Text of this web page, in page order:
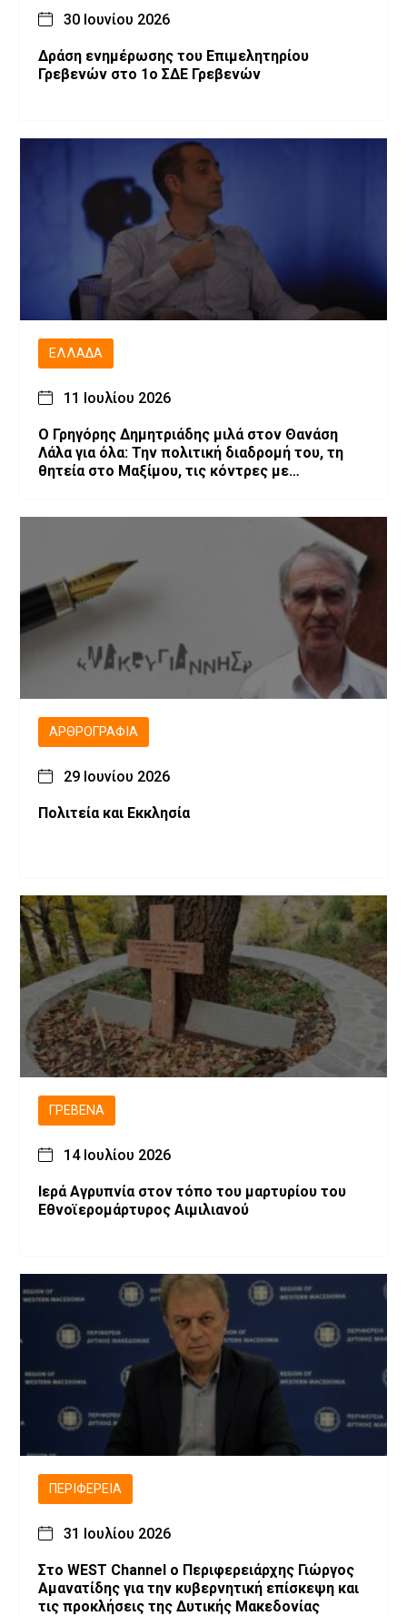
30 Ιουνίου 2026
Δράση ενημέρωσης του Επιμελητηρίου
Γρεβενών στο 1ο ΣΔΕ Γρεβενών
ΕΛΛΆΔΑ
11 Ιουλίου 2026
O Γρηγόρης Δημητριάδης μιλά στον Θανάση
Λάλα για όλα: Την πολιτική διαδρομή του, τη
θητεία στο Μαξίμου, τις κόντρες με
ΑΡΘΡΟΓΡΑΦΊΑ
29 Ιουνίου 2026
Πολιτεία και Εκκλησία
ΓΡΕΒΕΝΆ
14 Ιουλίου 2026
Ιερά Αγρυπνία στον τόπο του μαρτυρίου του
Εθνοϊερομάρτυρος Αιμιλιανού
ΠΕΡΙΦΈΡΕΙΑ
31 Ιουλίου 2026
Στο WEST Channel ο Περιφερειάρχης Γιώργος
Αμανατίδης για την κυβερνητική επίσκεψη και
τις προκλήσεις της Δυτικής Μακεδονίας